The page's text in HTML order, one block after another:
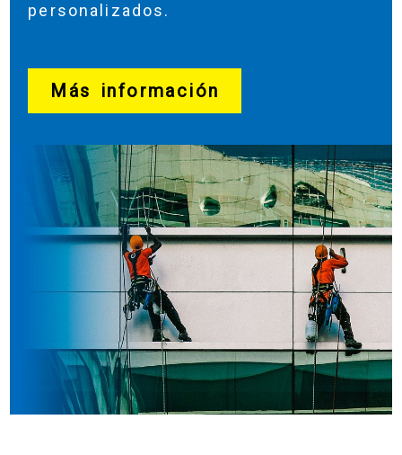
personalizados.
Más información